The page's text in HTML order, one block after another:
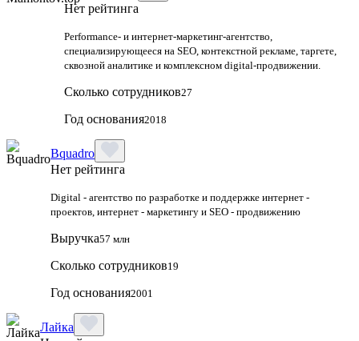
Нет рейтинга
Performance‑ и интернет‑маркетинг‑агентство,
специализирующееся на SEO, контекстной рекламе, таргете,
сквозной аналитике и комплексном digital‑продвижении.
Сколько сотрудников27
Год основания2018
Bquadro
Нет рейтинга
Digital - агентство по разработке и поддержке интернет -
проектов, интернет - маркетингу и SEO - продвижению
Выручка57 млн
Сколько сотрудников19
Год основания2001
Лайка